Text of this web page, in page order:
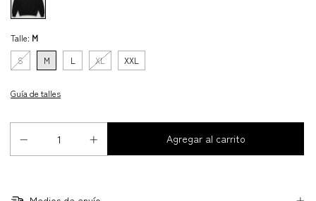
Talle: M
S
M L XL XXL
Guía de talles